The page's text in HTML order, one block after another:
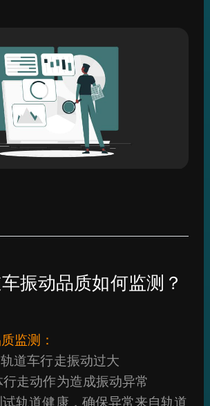
振动品质如何监测？
监测：
道车行走振动过大
走动作为造成振动异常
轨道健康，确保异常来自轨道